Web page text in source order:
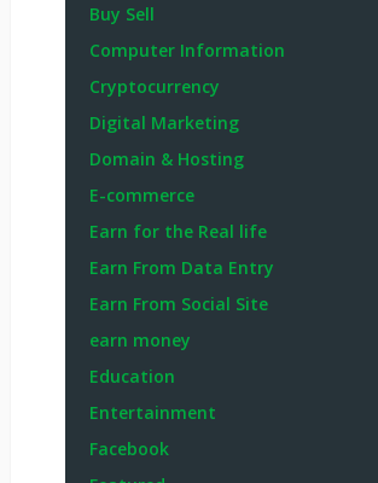
Buy Sell
Computer Information
Cryptocurrency
Digital Marketing
Domain & Hosting
E-commerce
Earn for the Real life
Earn From Data Entry
Earn From Social Site
earn money
Education
Entertainment
Facebook